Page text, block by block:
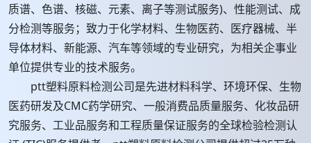
质谱、色谱、核磁、元素、离子等测试服务)、性能测试、成
分检测等服务；致力于化学材料、生物医药、医疗器械、半
导体材料、新能源、汽车等领域的专业研究，为相关企事业
单位提供专业的技术服务。
ptt塑料原料检测公司是先进材料科学、环境环保、生物
医药研发及CMC药学研究、一般消费品质量服务、化妆品研
究服务、工业品服务和工程质量保证服务的全球检验检测认